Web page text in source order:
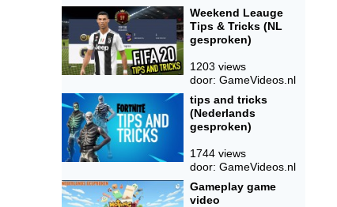
Weekend Leauge
Tips & Tricks (NL
gesproken)
1203 views
door: GameVideos.nl
tips and tricks
(Nederlands
gesproken)
1744 views
door: GameVideos.nl
Gameplay game
video